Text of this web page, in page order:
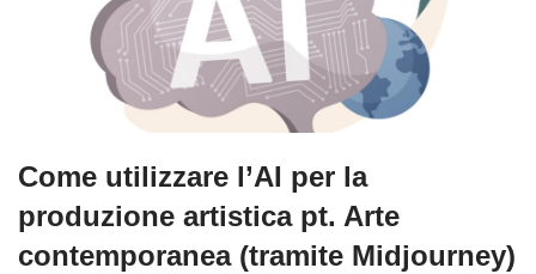
Come utilizzare l’AI per la
produzione artistica pt. Arte
contemporanea (tramite Midjourney)